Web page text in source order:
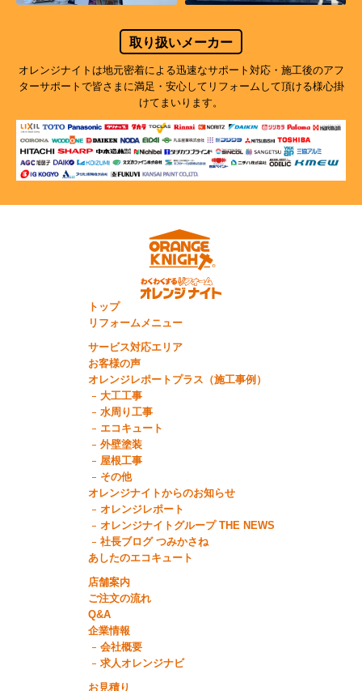
取り扱いメーカー
オレンジナイトは地元密着による迅速なサポート対応・施工後のアフ
ターサポートで皆さまに満足・安心してリフォームして頂ける様心掛
けてまいります。
トップ
リフォームメニュー
サービス対応エリア
お客様の声
オレンジレポートプラス（施工事例）
大工工事
水周り工事
エコキュート
外壁塗装
屋根工事
その他
オレンジナイトからのお知らせ
オレンジレポート
オレンジナイトグループ THE NEWS
社長ブログ つみかさね
あしたのエコキュート
店舗案内
ご注文の流れ
Q&A
企業情報
会社概要
求人オレンジナビ
お見積り